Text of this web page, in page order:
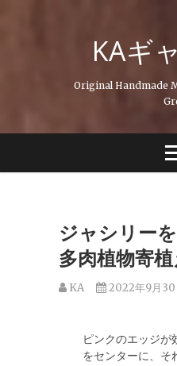
KAギ
Original Handmade
ジャシリー
多肉植物寄植
KA 2022年9月30
ピンクのエッジが
をセンターに、そ